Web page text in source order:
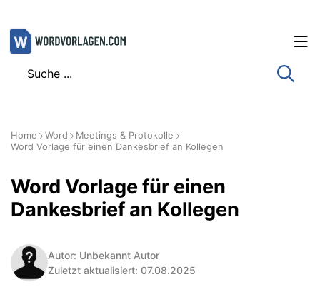
Zum
Inhalt
Home Word
Meetings & Protokolle
Word Vorlage für einen Dankesbrief an Kollegen
Word Vorlage für einen
Dankesbrief an Kollegen
Autor: Unbekannt Autor
Zuletzt aktualisiert: 07.08.2025